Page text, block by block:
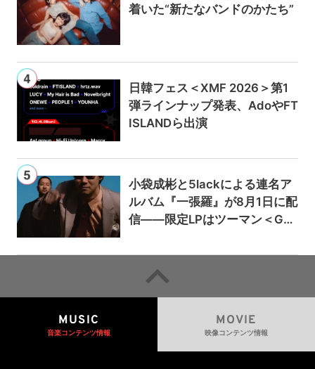
着いた“新たなバンドのかたち”
日韓フェス＜XMF 2026＞第1
弾ラインナップ発表、AdoやFT
ISLANDら出演
小袋成彬と5lackによる連名ア
ルバム『一張羅』が8月1日に配
信——限定LPはツーマン＜Gai
MUSIC
音楽コンテンツ情報
MOVIE
映像コンテンツ情報